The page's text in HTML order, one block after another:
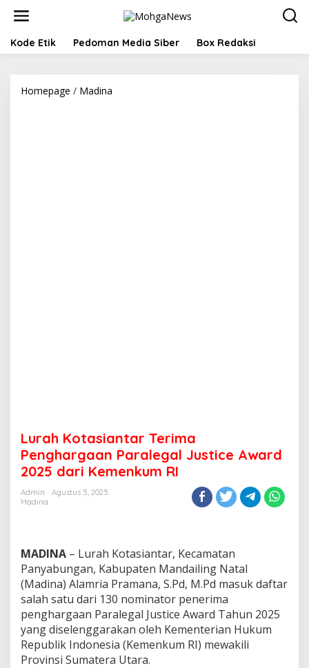
Kode Etik Pedoman Media Siber Box Redaksi
Homepage / Madina
Lurah Kotasiantar Terima
Penghargaan Paralegal Justice Award
2025 dari Kemenkum RI
Admin
Agustus 5, 2025
Madina
MADINA – Lurah Kotasiantar, Kecamatan
Panyabungan, Kabupaten Mandailing Natal
(Madina) Alamria Pramana, S.Pd, M.Pd masuk daftar
salah satu dari 130 nominator penerima
penghargaan Paralegal Justice Award Tahun 2025
yang diselenggarakan oleh Kementerian Hukum
Republik Indonesia (Kemenkum RI) mewakili
Provinsi Sumatera Utara.